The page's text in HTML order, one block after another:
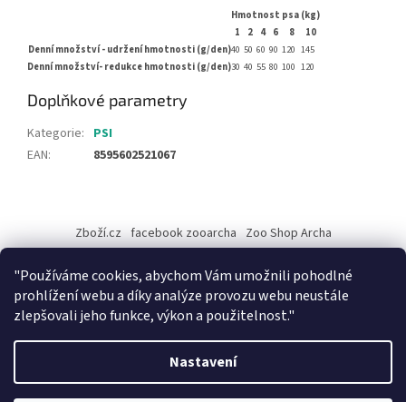
"Používáme cookies, abychom Vám umožnili pohodlné
prohlížení webu a díky analýze provozu webu neustále
zlepšovali jeho funkce, výkon a použitelnost."
Nastavení
Hmotnost psa (kg)
1
2 4 6 8
10
Denní množství - udržení hmotnosti (g/den)40 50 60 90 120 145
Denní množství- redukce hmotnosti (g/den)30 40 55 80 100 120
Doplňkové parametry
Kategorie: PSI
EAN: 8595602521067
p
Zboží.cz facebook zooarcha Zoo Shop Archa
KRMIVA ENERGYS pro koně - GRANULE